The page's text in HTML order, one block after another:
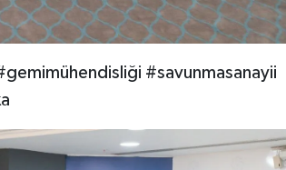
#savunmasanayii